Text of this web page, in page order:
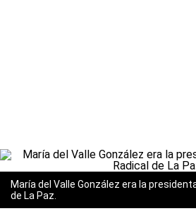
María del Valle González era la
de La Paz.